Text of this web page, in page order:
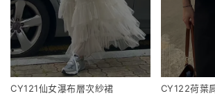
CY121仙女瀑布層次紗裙
CY122荷葉